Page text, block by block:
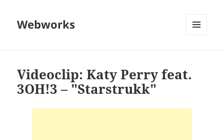
Webworks
Videoclip: Katy Perry feat.
3OH!3 – "Starstrukk"